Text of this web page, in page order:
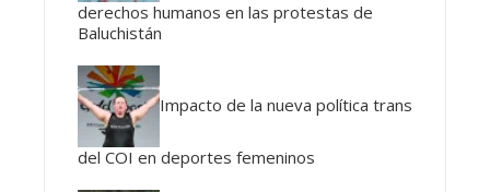
derechos humanos en las protestas de
Baluchistán
Impacto de la nueva política trans
del COI en deportes femeninos